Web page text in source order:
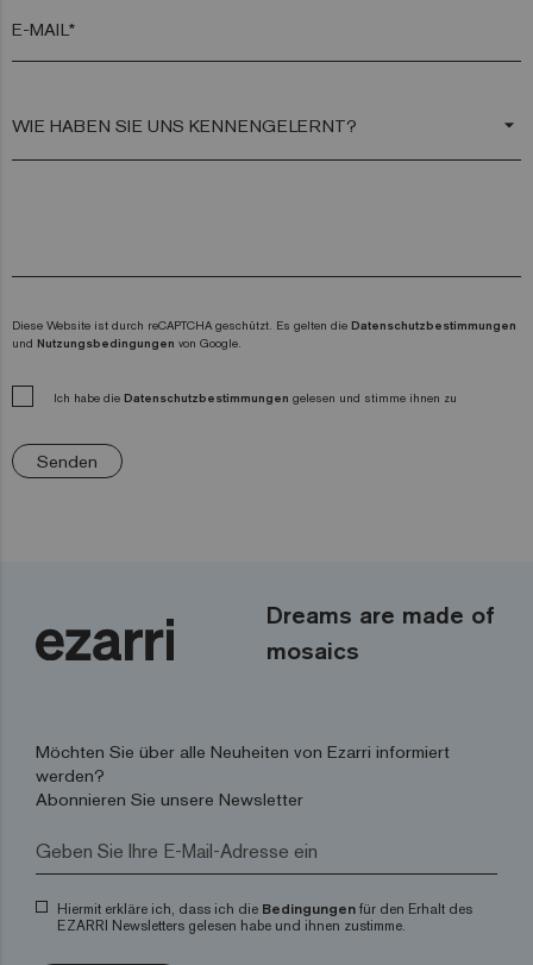
E-MAIL*
arrow_drop_down
Diese Website ist durch reCAPTCHA geschützt. Es gelten die Datenschutzbestimmungen
und Nutzungsbedingungen von Google.
Ich habe die Datenschutzbestimmungen gelesen und stimme ihnen zu
Senden
Dreams are made of
mosaics
Möchten Sie über alle Neuheiten von Ezarri informiert
werden?
Abonnieren Sie unsere Newsletter
Hiermit erkläre ich, dass ich die Bedingungen für den Erhalt des
EZARRI Newsletters gelesen habe und ihnen zustimme.